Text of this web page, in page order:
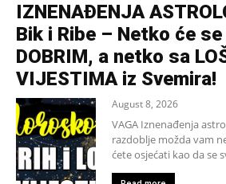
IZNENAĐENJA
Bik i Ribe – Netko će
DOBRIM, a netko sa
VIJESTIMA iz Svemira!
August 8, 2026
VAGA Iznenađenja
razdoblje možda vam
ćete osjećati kao da se